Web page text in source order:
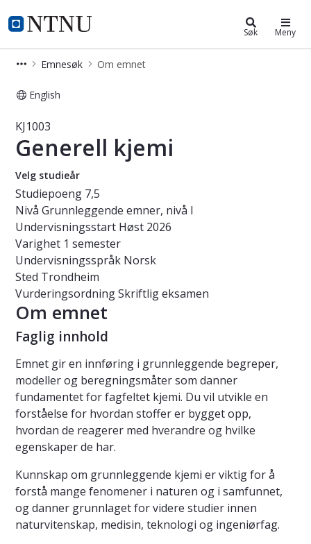
NTNU Hjemmeside
Studier Søk Meny
Emnesøk Om emnet
English
Emne - Generell kjemi - KJ1003
KJ1003
Generell kjemi
Velg studieår
Studiepoeng 7,5
Nivå Grunnleggende emner, nivå I
Undervisningsstart Høst 2026
Varighet 1 semester
Undervisningsspråk Norsk
Sted Trondheim
VurderingsordningSkriftlig eksamen
Om emnet
Faglig innhold
Emnet gir en innføring i grunnleggende begreper,
modeller og beregningsmåter som danner
fundamentet for fagfeltet kjemi. Du vil utvikle en
forståelse for hvordan stoffer er bygget opp,
hvordan de reagerer med hverandre og hvilke
egenskaper de har.
Kunnskap om grunnleggende kjemi er viktig for å
forstå mange fenomener i naturen og i samfunnet,
og danner grunnlaget for videre studier innen
naturvitenskap, medisin, teknologi og ingeniørfag.